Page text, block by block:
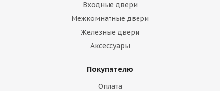
Входные двери
Межкомнатные двери
Железные двери
Аксессуары
Покупателю
Оплата